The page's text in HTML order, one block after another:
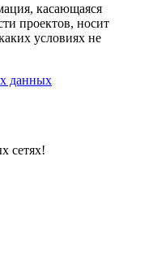
касающаяся
проектов, носит
условиях не
данных
сетях!